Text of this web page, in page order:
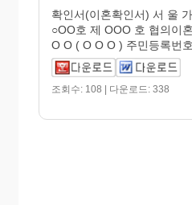
확인서(이혼확인서) 서 울
○OO호 제 OOO 호 협의이
O O ( O O O ) 주민등록번
조회수: 108 | 다운로드: 338